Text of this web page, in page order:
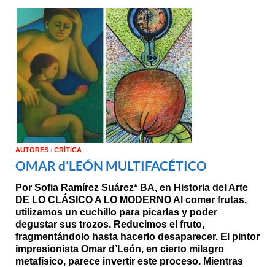
AUTORES / CRÍTICA
OMAR d’LEÓN MULTIFACÉTICO
Por Sofia Ramírez Suárez* BA, en Historia del Arte
DE LO CLÁSICO A LO MODERNO Al comer frutas,
utilizamos un cuchillo para picarlas y poder
degustar sus trozos. Reducimos el fruto,
fragmentándolo hasta hacerlo desaparecer. El pintor
impresionista Omar d’León, en cierto milagro
metafísico, parece invertir este proceso. Mientras